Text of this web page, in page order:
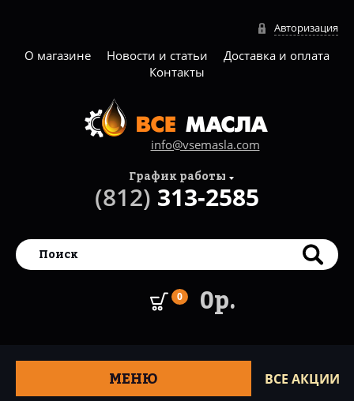
Авторизация
О магазине Новости и статьи
Доставка и оплата
Контакты
info@vsemasla.com
0 0р.
График работы
(812) 313-2585
МЕНЮ ВСЕ АКЦИИ